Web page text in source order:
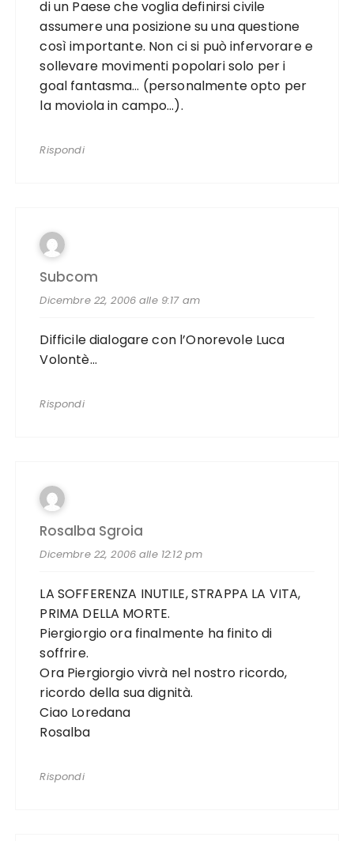
di un Paese che voglia definirsi civile
assumere una posizione su una questione
così importante. Non ci si può infervorare e
sollevare movimenti popolari solo per i
goal fantasma… (personalmente opto per
la moviola in campo…).
Rispondi
Subcom
Dicembre 22, 2006 alle 9:17 am
Difficile dialogare con l’Onorevole Luca
Volontè…
Rispondi
Rosalba Sgroia
Dicembre 22, 2006 alle 12:12 pm
LA SOFFERENZA INUTILE, STRAPPA LA VITA,
PRIMA DELLA MORTE.
Piergiorgio ora finalmente ha finito di
soffrire.
Ora Piergiorgio vivrà nel nostro ricordo,
ricordo della sua dignità.
Ciao Loredana
Rosalba
Rispondi